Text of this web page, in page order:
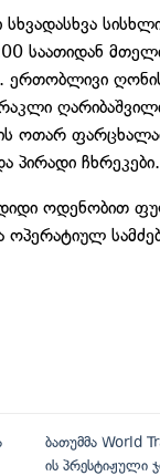
საათიდან
ერთობლივი
ოთარ
პირადი ჩხრეკები.
ოდენობით
ოპერატიულ
ბათუმმა World
ის პრესტიჟული